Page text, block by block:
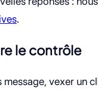
.
le contrôle
vexer un